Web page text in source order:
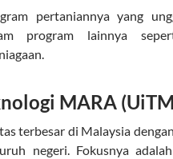
pertaniannya yang
program lainnya
MARA
terbesar di Malaysia
negeri. Fokusnya